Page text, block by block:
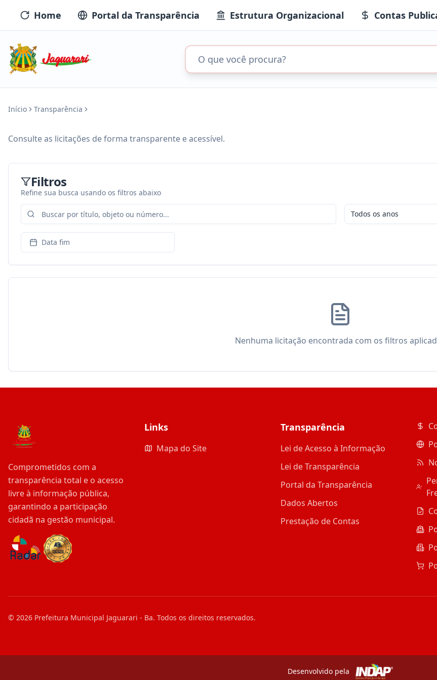
Home Portal da Transparência Estrutura Organizacional Contas
Início Transparência
Consulte as licitações de forma transparente e acessível.
Filtros
Refine sua busca usando os filtros abaixo
Todos os anos
Data fim
Nenhuma licitação encontrada com os filtros
Comprometidos com a
transparência total e o acesso
livre à informação pública,
garantindo a participação
cidadã na gestão municipal.
Links
Mapa do Site
Transparência
Lei de Acesso à Informação
Lei de Transparência
Portal da Transparência
Dados Abertos
Prestação de Contas
© 2026 Prefeitura Municipal Jaguarari - Ba. Todos os direitos reservados.
Desenvolvido pela